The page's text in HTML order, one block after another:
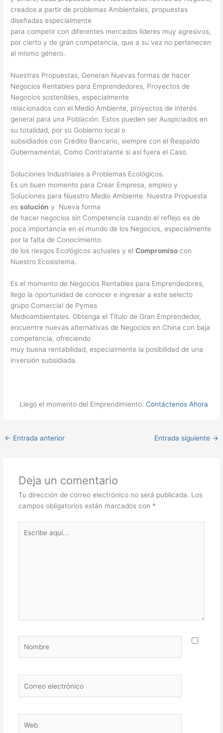
creados a partir de problemas Ambientales, propuestas
diseñadas especialmente
para competir con diferentes mercados líderes muy agresivos,
por cierto y de gran competencia, que a su vez no pertenecen
al mismo género.
Nuestras Propuestas, Generan Nuevas formas de hacer
Negocios Rentables para Emprendedores, Proyectos de
Negocios sostenibles, especialmente
relacionados con el Medio Ambiente, proyectos de interés
general para una Población. Estos pueden ser Auspiciados en
su totalidad, por su Gobierno local o
subsidiados con Crédito Bancario, siempre con el Respaldo
Gubernamental, Como Contratante si así fuera el Caso.
Soluciones Industriales a Problemas Ecológicos.
Es un buen momento para Crear Empresa, empleo y
Soluciones para Nuestro Medio Ambiente. Nuestra Propuesta
essolución y Nueva forma
de hacer negocios sin Competencia cuando el reflejo es de
poca importancia en el mundo de los Negocios, especialmente
por la falta de Conocimiento
de los riesgos Ecológicos actuales y elCompromiso con
Nuestro Ecosistema.
Es el momento de Negocios Rentables para Emprendedores,
llego la oportunidad de conocer e ingresar a este selecto
grupo Comercial de Pymes
Medioambientales. Obtenga el Título de Gran Emprendedor,
encuentre nuevas alternativas de Negocios en China con baja
competencia, ofreciendo
muy buena rentabilidad, especialmente la posibilidad de una
inversión subsidiada.
Llegó el momento del Emprendimiento. Contáctenos Ahora
← Entrada anterior Entrada siguiente →
Deja un comentario
Tu dirección de correo electrónico no será publicada. Los
campos obligatorios están marcados con *
aquí...
electrónico